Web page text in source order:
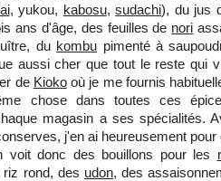
, yukou, kabosu,sudachi), du jus
ans d'âge, des feuilles de nori
du kombu pimenté à
aussi cher que tout le reste qui
de Kiokooù je me fournis
chose dans toutes ces
magasin a ses spécialités.
j'en ai heureusement pour
voit donc des bouillons pour les
riz rond, des udon, des